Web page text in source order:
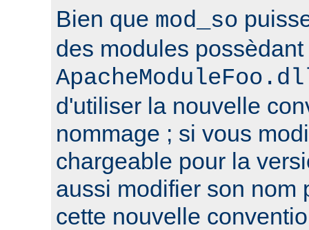
Bien que mod_so
des modules
d'utiliser la nouvelle
nommage ; si vous
chargeable pour la
aussi modifier son nom
cette nouvelle